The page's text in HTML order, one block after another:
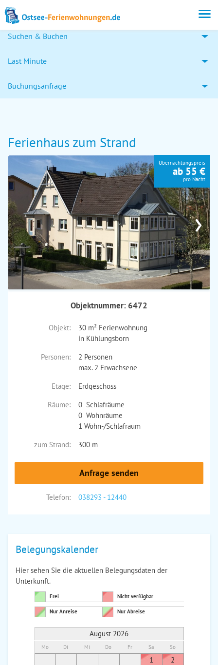
Suchen & Buchen
Last Minute
Buchungsanfrage
Ferienhaus zum Strand
›
Übernachtungspreis
ab 55 €
pro Nacht
Objektnummer: 6472
Objekt:
30 m² Ferienwohnung
in Kühlungsborn
Personen:
2 Personen
max. 2 Erwachsene
Etage:
Erdgeschoss
Räume:
0 Schlafräume
0 Wohnräume
1 Wohn-/Schlafraum
zum Strand:
300 m
Anfrage senden
Telefon: 038293 - 12440
Belegungskalender
Hier sehen Sie die aktuellen Belegungsdaten der
Unterkunft.
Frei Nicht verfügbar
Nur Anreise Nur Abreise
August 2026
Mo Di Mi Do Fr Sa So
1
2